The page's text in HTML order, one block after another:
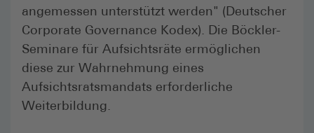
angemessen unterstützt werden" (Deutscher
Corporate Governance Kodex). Die Böckler-
Seminare für Aufsichtsräte ermöglichen
diese zur Wahrnehmung eines
Aufsichtsratsmandats erforderliche
Weiterbildung.